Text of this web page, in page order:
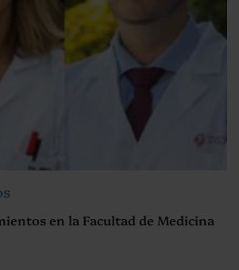
en la Facultad de Medicina